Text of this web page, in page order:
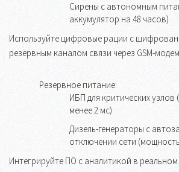
Сирены с автономным
аккумулятор на 48 часов)
Используйте цифровые рации с
резервным каналом связи через GSM-
Резервное питание:
ИБП для критических
менее 2 мс)
Дизель-генераторы с
отключении сети
Интегрируйте ПО с аналитикой в